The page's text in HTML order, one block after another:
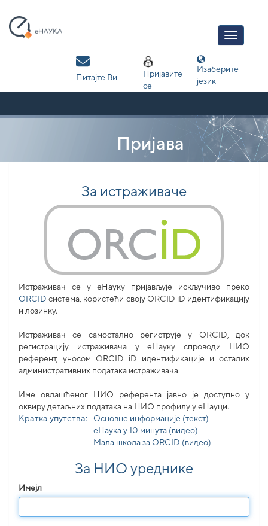
navigation
Питајте Ви
Пријавите
се
Изаберите
језик
Пријава
За истраживаче
Истраживач се у еНауку пријављује искључиво преко
ORCID система, користећи своjу ORCID iD идентификацију
и лозинку.
Истраживач се самостално региструје у ORCID, док
регистрацију истраживача у еНауку спроводи НИО
референт, уносом ORCID iD идентификације и осталих
административних података истраживача.
Име овлашћеног НИО референта јавно је доступно у
оквиру детаљних података на НИО профилу у еНауци.
Кратка упутства:
Основне информације (текст)
еНаука у 10 минута (видео)
Мала школа за ORCID (видео)
За НИО уреднике
Имејл